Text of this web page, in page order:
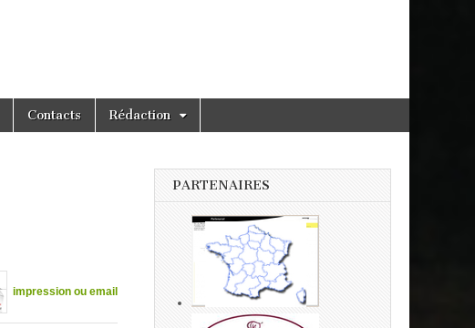
Contacts Rédaction
impression ou email
PARTENAIRES